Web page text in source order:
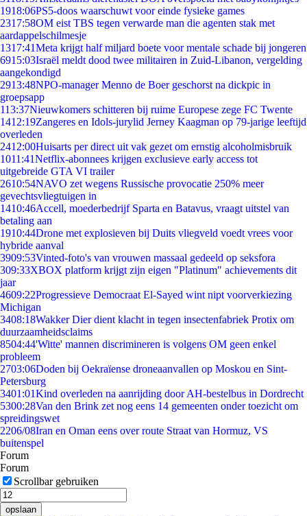
1918:06PS5-doos waarschuwt voor einde fysieke games
2317:58OM eist TBS tegen verwarde man die agenten stak met
aardappelschilmesje
1317:41Meta krijgt half miljard boete voor mentale schade bij jongeren
6915:03Israël meldt dood twee militairen in Zuid-Libanon, vergelding
aangekondigd
2913:48NPO-manager Menno de Boer geschorst na dickpic in
groepsapp
113:37Nieuwkomers schitteren bij ruime Europese zege FC Twente
1412:19Zangeres en Idols-jurylid Jerney Kaagman op 79-jarige leeftijd
overleden
2412:00Huisarts per direct uit vak gezet om ernstig alcoholmisbruik
1011:41Netflix-abonnees krijgen exclusieve early access tot
uitgebreide GTA VI trailer
2610:54NAVO zet wegens Russische provocatie 250% meer
gevechtsvliegtuigen in
1410:46Accell, moederbedrijf Sparta en Batavus, vraagt uitstel van
betaling aan
1910:44Drone met explosieven bij Duits vliegveld voedt vrees voor
hybride aanval
3909:53Vinted-foto's van vrouwen massaal gedeeld op seksfora
309:33XBOX platform krijgt zijn eigen "Platinum" achievements dit
jaar
4609:22Progressieve Democraat El-Sayed wint nipt voorverkiezing
Michigan
3408:18Wakker Dier dient klacht in tegen insectenfabriek Protix om
duurzaamheidsclaims
8504:44'Witte' mannen discrimineren is volgens OM geen enkel
probleem
2703:06Doden bij Oekraïense droneaanvallen op Moskou en Sint-
Petersburg
3401:01Kind overleden na aanrijding door AH-bestelbus in Dordrecht
5300:28Van den Brink zet nog eens 14 gemeenten onder toezicht om
spreidingswet
2206/08Iran en Oman eens over route Straat van Hormuz, VS
buitenspel
Forum
Forum
Scrollbar gebruiken
opslaan